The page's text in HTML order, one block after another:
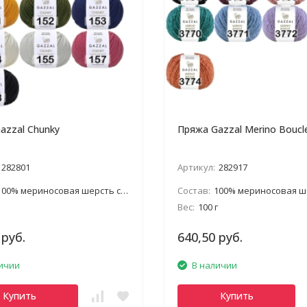
Chunky
282801
мериносовая шерсть супервош
Купить
Пряжа Gazzal Merino
Артикул: 282917
Состав: 100% мериносовая шерсть
Вес: 100 г
640,50 руб.
В наличии
Купить